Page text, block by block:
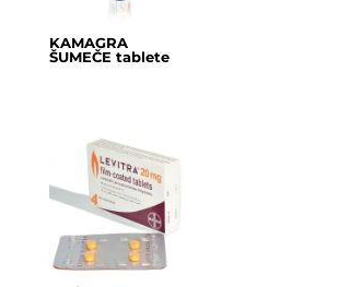
KAMAGRA
ŠUMEČE tablete